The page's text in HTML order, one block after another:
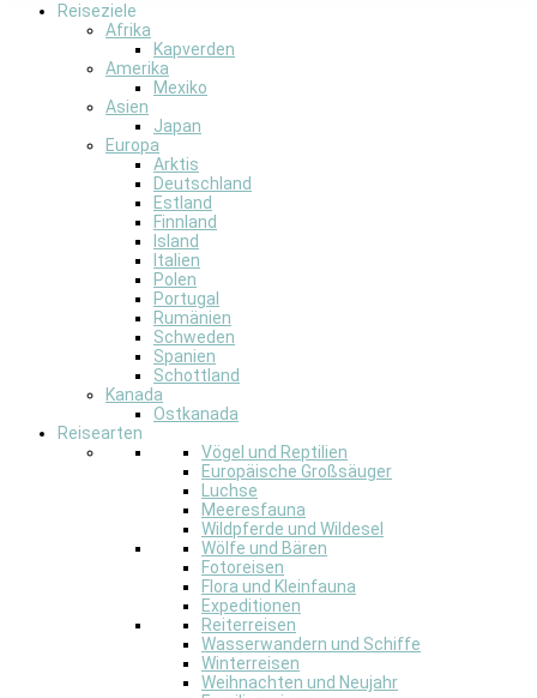
Reiseziele
Afrika
Kapverden
Amerika
Mexiko
Asien
Japan
Europa
Arktis
Deutschland
Estland
Finnland
Island
Italien
Polen
Portugal
Rumänien
Schweden
Spanien
Schottland
Kanada
Ostkanada
Reisearten
Vögel und Reptilien
Europäische Großsäuger
Luchse
Meeresfauna
Wildpferde und Wildesel
Wölfe und Bären
Fotoreisen
Flora und Kleinfauna
Expeditionen
Reiterreisen
Wasserwandern und Schiffe
Winterreisen
Weihnachten und Neujahr